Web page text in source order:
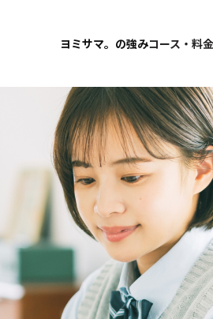
ヨミサマ。の強みコース・料金